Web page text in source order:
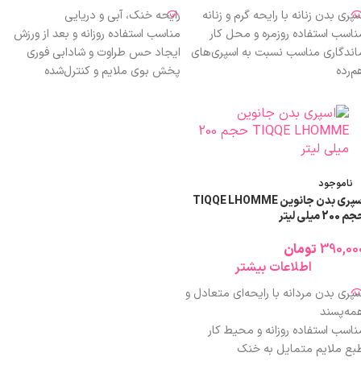
بدن زنانه با رایحه گرم و زنانه
استفاده روزمره و محل کار
مناسب نسبت به اسپری‌های
اقتصادی با کیفیت قابل قبول
استفاده برای انواع پوست
مدرن و شیک بسته‌بندی
روزانه
رایحه خنک، آبی و دریایی
مناسب استفاده روزانه و بعد از ورزش
ایجاد حس طراوت و شادابی فوری
پخش بوی ملایم و کنترل‌شده
ناموجود
اسپری بدن جانوین TIQQE LHOMME
میلی لیتر
تومان
اطلاعات بیشتر
بدن مردانه با رایحه‌ای متعادل و
استفاده روزانه و محیط کار
ملایم متمایل به خنک